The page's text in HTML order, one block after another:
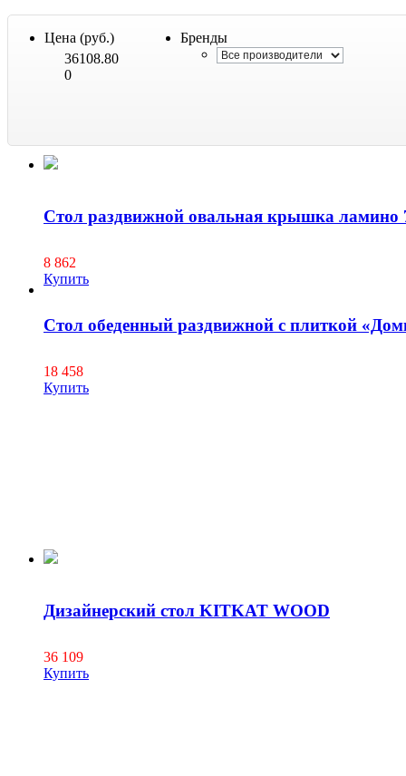
Цена (руб.)
36108.80
0
Бренды
Стол раздвижной овальная крышка ламино
8 862
Купить
Cтол обеденный раздвижной с плиткой
18 458
Купить
Дизайнерский стол KITKAT WOOD
36 109
Купить